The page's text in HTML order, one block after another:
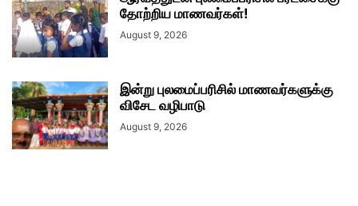
தோற்றிய மாணவர்கள்!
August 9, 2026
இன்று புலமைப்பரிசில் மாணவர்களுக்கு
விசேட வழிபாடு
August 9, 2026